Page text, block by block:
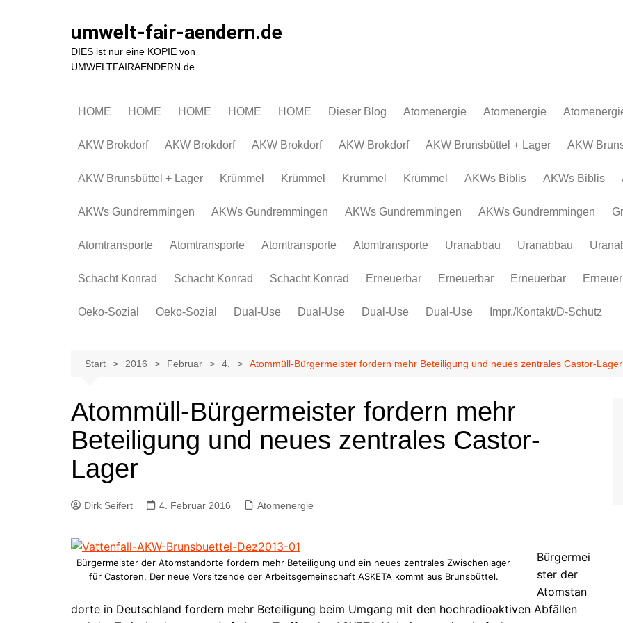
umwelt-fair-aendern.de
DIES ist nur eine KOPIE von
UMWELTFAIRAENDERN.de
HOME HOME HOME HOME HOME Dieser Blog Atomenergie
Atomkraftwerke
AKW
Krümmel
AKWs Biblis
Atomenergie
Atomkraftwerke
Atommüll
Rohstoffe und Konflikte
Atommüll
Rohstoffe
AKW Brokdorf AKW Brokdorf AKW Brokdorf AKW Brokdorf AKW Brunsbüttel + Lager AKW
AKW Brunsbüttel + Lager Krümmel Krümmel Krümmel Krümmel AKWs Biblis AKWs Biblis
AKWs Gundremmingen AKWs Gundremmingen AKWs Gundremmingen AKWs Gundremmingen
Atomtransporte Atomtransporte Atomtransporte Atomtransporte Uranabbau Uranabbau
Schacht Konrad Schacht Konrad Schacht Konrad Erneuerbar Erneuerbar Erneuerbar
Oeko-Sozial
Arbeitsplätze
IG Metall
Oeko-Sozial
Arbeitsplätze
IG Metall
Dual-Use Dual-Use Dual-Use Dual-Use Impr./Kontakt/D-Schutz
Start 2016 Februar 4. Atommüll-Bürgermeister fordern mehr Beteiligung und neues zentrales Castor-Lager
Atommüll-Bürgermeister fordern mehr
Beteiligung und neues zentrales Castor-
Lager
Dirk Seifert 4. Februar 2016 Atomenergie
Bürgermeister der Atomstandorte fordern mehr Beteiligung und ein neues zentrales Zwischenlager
für Castoren. Der neue Vorsitzende der Arbeitsgemeinschaft ASKETA kommt aus Brunsbüttel.
Bürgermei
ster der
Atomstan
dorte in Deutschland fordern mehr Beteiligung beim Umgang mit den hochradioaktiven Abfällen